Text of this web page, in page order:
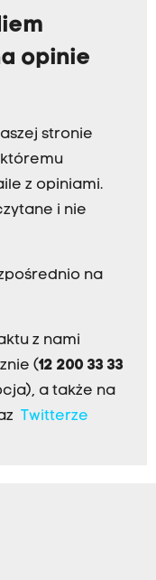
opinie
stronie
z opiniami.
i nie
na
z nami
(12 200 33 33
a także na
Twitterze